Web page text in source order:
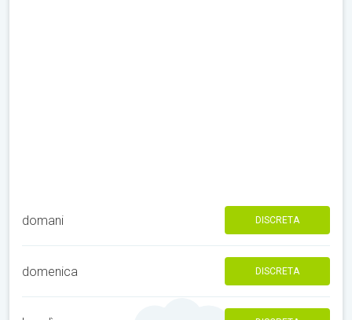
domani DISCRETA
domenica DISCRETA